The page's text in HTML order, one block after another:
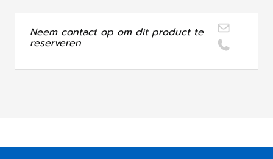
Neem contact op om dit product te
reserveren